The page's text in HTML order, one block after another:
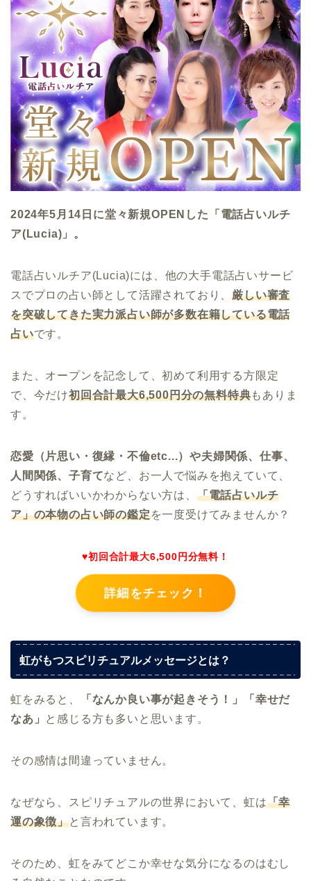
2024年5月14日に堂々新規OPENした「電話占いルチ
ア(Lucia)」。
電話占いルチア(Lucia)には、他の大手電話占いサービ
スでプロの占い師として活躍されており、厳しい審査
を突破してきた実力派占い師が多数在籍している電話
占いです。
また、オープンを記念して、初めて利用する方限定
で、今だけ初回合計最大6,500円分の無料特典もありま
す。
恋愛（片思い・復縁・不倫etc...）や夫婦関係、仕事、
人間関係、子育てなど、お一人で悩みを抱えていて、
どうすればいいかわからない方は、 「電話占いルチ
ア」の本物の占い師の鑑定を一度受けてみませんか？
♥初回合計最大6,500円分無料！
詳細をチェック！
虹がもつスピリチュアルメッセージとは？
虹をみると、
「なんか良い事が起きそう！」「幸せだ
なあ」 と感じる方も多いと思います。
その感情は間違っていません。
なぜなら、スピリチュアルの世界において、虹は「幸
運の象徴」と言われています。
そのため、虹をみてどこか幸せな気分になるのはむし